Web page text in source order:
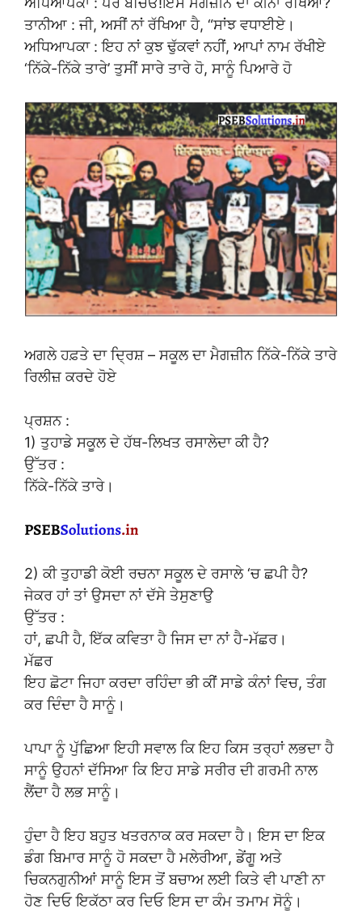
ਤਾਨੀਆ : ਜੀ, ਅਸੀਂ ਨਾਂ ਰੱਖਿਆ ਹੈ, “ਸਾਂਝ ਵਧਾਈਏ।
ਅਧਿਆਪਕਾ : ਇਹ ਨਾਂ ਕੁਝ ਢੁੱਕਵਾਂ ਨਹੀਂ, ਆਪਾਂ ਨਾਮ ਰੱਖੀਏ
‘ਨਿੱਕੇ-ਨਿੱਕੇ ਤਾਰੇ’ ਤੁਸੀਂ ਸਾਰੇ ਤਾਰੇ ਹੋ, ਸਾਨੂੰ ਪਿਆਰੇ ਹੋ
ਅਗਲੇ ਹਫ਼ਤੇ ਦਾ ਦ੍ਰਿਸ਼ – ਸਕੂਲ ਦਾ ਮੈਗਜ਼ੀਨ ਨਿੱਕੇ-ਨਿੱਕੇ ਤਾਰੇ
ਰਿਲੀਜ਼ ਕਰਦੇ ਹੋਏ
ਪ੍ਰਸ਼ਨ :
1) ਤੁਹਾਡੇ ਸਕੂਲ ਦੇ ਹੱਥ-ਲਿਖਤ ਰਸਾਲੇਦਾ ਕੀ ਹੈ?
ਉੱਤਰ :
ਨਿੱਕੇ-ਨਿੱਕੇ ਤਾਰੇ।
2) ਕੀ ਤੁਹਾਡੀ ਕੋਈ ਰਚਨਾ ਸਕੂਲ ਦੇ ਰਸਾਲੇ ‘ਚ ਛਪੀ ਹੈ?
ਜੇਕਰ ਹਾਂ ਤਾਂ ਉਸਦਾ ਨਾਂ ਦੱਸੇ ਤੇਸੁਣਾਉ
ਉੱਤਰ :
ਹਾਂ, ਛਪੀ ਹੈ, ਇੱਕ ਕਵਿਤਾ ਹੈ ਜਿਸ ਦਾ ਨਾਂ ਹੈ-ਮੱਛਰ।
ਮੱਛਰ
ਇਹ ਛੋਟਾ ਜਿਹਾ ਕਰਦਾ ਰਹਿੰਦਾ ਭੀ ਕੀਂ ਸਾਡੇ ਕੰਨਾਂ ਵਿਚ, ਤੰਗ
ਕਰ ਦਿੰਦਾ ਹੈ ਸਾਨੂੰ।
ਪਾਪਾ ਨੂੰ ਪੁੱਛਿਆ ਇਹੀ ਸਵਾਲ ਕਿ ਇਹ ਕਿਸ ਤਰ੍ਹਾਂ ਲਭਦਾ ਹੈ
ਸਾਨੂੰ ਉਹਨਾਂ ਦੱਸਿਆ ਕਿ ਇਹ ਸਾਡੇ ਸਰੀਰ ਦੀ ਗਰਮੀ ਨਾਲ
ਲੈਂਦਾ ਹੈ ਲਭ ਸਾਨੂੰ।
ਹੁੰਦਾ ਹੈ ਇਹ ਬਹੁਤ ਖਤਰਨਾਕ ਕਰ ਸਕਦਾ ਹੈ। ਇਸ ਦਾ ਇਕ
ਡੰਗ ਬਿਮਾਰ ਸਾਨੂੰ ਹੋ ਸਕਦਾ ਹੈ ਮਲੇਰੀਆ, ਡੇਂਗੂ ਅਤੇ
ਚਿਕਨਗੁਨੀਆਂ ਸਾਨੂੰ ਇਸ ਤੋਂ ਬਚਾਅ ਲਈ ਕਿਤੇ ਵੀ ਪਾਣੀ ਨਾ
ਹੋਣ ਦਿਓ ਇਕੱਠਾ ਕਰ ਦਿਓ ਇਸ ਦਾ ਕੰਮ ਤਮਾਮ ਸੋਨੂੰ।